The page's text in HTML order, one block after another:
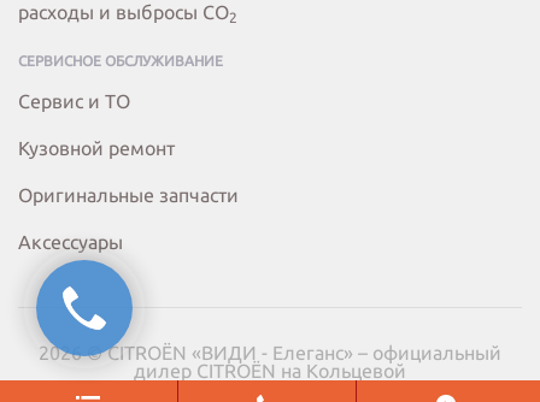
расходы и выбросы СО2
СЕРВИСНОЕ ОБСЛУЖИВАНИЕ
Сервис и ТО
Кузовной ремонт
Оригинальные запчасти
Аксессуары
2026 © CITROËN «ВИДИ - Елеганс» – официальный
дилер CITROËN на Кольцевой